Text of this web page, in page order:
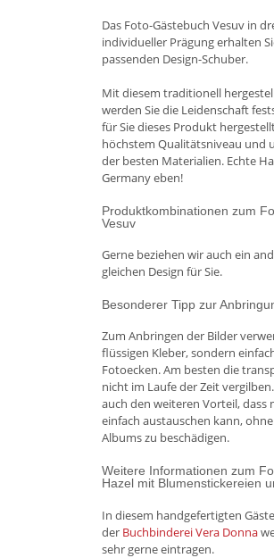
Das Foto-Gästebuch Vesuv in
individueller Prägung erhalten
passenden Design-Schuber.
Mit diesem traditionell
werden Sie die Leidenschaft
für Sie dieses Produkt
höchstem Qualitätsniveau und
der besten Materialien. Echte
Germany eben!
Produktkombinationen zum
Vesuv
Gerne beziehen wir auch ein
gleichen Design für Sie.
Besonderer Tipp zur
Zum Anbringen der Bilder
flüssigen Kleber, sondern
Fotoecken. Am besten die
nicht im Laufe der Zeit
auch den weiteren Vorteil, dass
einfach austauschen kann,
Albums zu beschädigen.
Weitere Informationen zum
Hazel mit Blumenstickereien
In diesem handgefertigten
der Buchbinderei Vera Donna
sehr gerne eintragen.